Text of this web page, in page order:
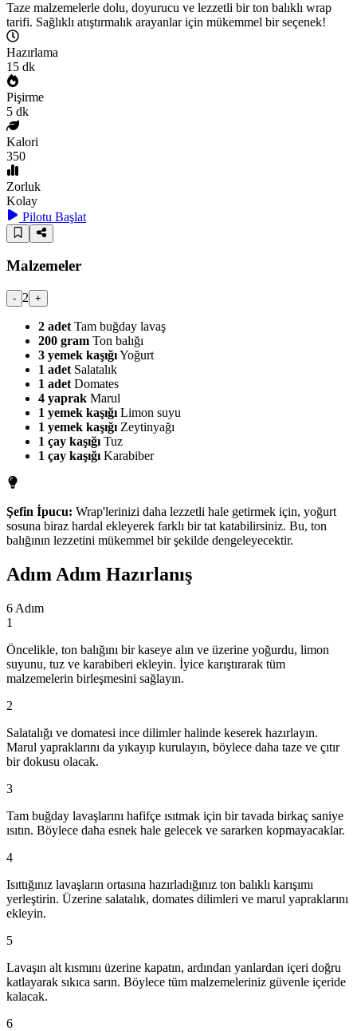
Taze malzemelerle dolu, doyurucu ve lezzetli bir ton balıklı wrap
tarifi. Sağlıklı atıştırmalık arayanlar için mükemmel bir seçenek!
Hazırlama
15 dk
Pişirme
5 dk
Kalori
350
Zorluk
Kolay
Pilotu Başlat
Malzemeler
- 2 +
2 adet Tam buğday lavaş
200 gram Ton balığı
3 yemek kaşığıYoğurt
1 adet Salatalık
1 adet Domates
4 yaprak Marul
1 yemek kaşığı Limon suyu
1 yemek kaşığı Zeytinyağı
1 çay kaşığı Tuz
1 çay kaşığı Karabiber
Şefin İpucu: Wrap'lerinizi daha lezzetli hale getirmek için, yoğurt
sosuna biraz hardal ekleyerek farklı bir tat katabilirsiniz. Bu, ton
balığının lezzetini mükemmel bir şekilde dengeleyecektir.
Adım Adım Hazırlanış
6 Adım
1
Öncelikle, ton balığını bir kaseye alın ve üzerine yoğurdu, limon
suyunu, tuz ve karabiberi ekleyin. İyice karıştırarak tüm
malzemelerin birleşmesini sağlayın.
2
Salatalığı ve domatesi ince dilimler halinde keserek hazırlayın.
Marul yapraklarını da yıkayıp kurulayın, böylece daha taze ve çıtır
bir dokusu olacak.
3
Tam buğday lavaşlarını hafifçe ısıtmak için bir tavada birkaç saniye
ısıtın. Böylece daha esnek hale gelecek ve sararken kopmayacaklar.
4
Isıttığınız lavaşların ortasına hazırladığınız ton balıklı karışımı
yerleştirin. Üzerine salatalık, domates dilimleri ve marul yapraklarını
ekleyin.
5
Lavaşın alt kısmını üzerine kapatın, ardından yanlardan içeri doğru
katlayarak sıkıca sarın. Böylece tüm malzemeleriniz güvenle içeride
kalacak.
6